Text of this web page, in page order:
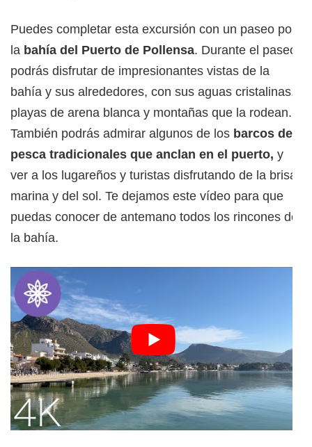
Puedes completar esta excursión con un paseo por
la bahía del Puerto de Pollensa. Durante el paseo,
podrás disfrutar de impresionantes vistas de la
bahía y sus alrededores, con sus aguas cristalinas,
playas de arena blanca y montañas que la rodean.
También podrás admirar algunos de los barcos de
pesca tradicionales que anclan en el puerto, y
ver a los lugareños y turistas disfrutando de la brisa
marina y del sol. Te dejamos este vídeo para que
puedas conocer de antemano todos los rincones de
la bahía.